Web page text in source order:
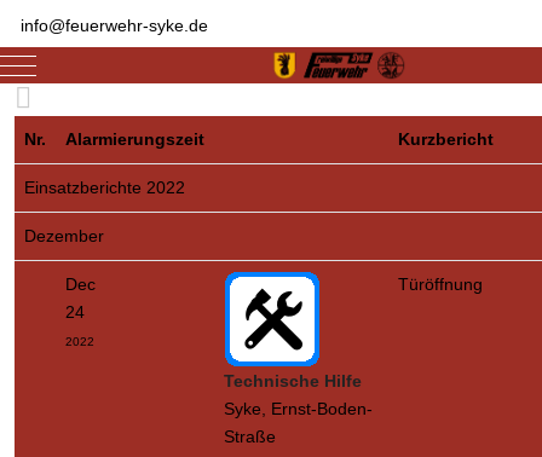
info@feuerwehr-syke.de
Mobile Menu Toggle
Nr. Alarmierungszeit Kurzbericht
Einsatzberichte 2022
Dezember
Dec
24
2022
Technische Hilfe
Syke, Ernst-Boden-
Straße
Türöffnung